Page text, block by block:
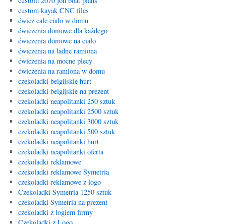
custom kayak CNC files
ćwicz całe ciało w domu
ćwiczenia domowe dla każdego
ćwiczenia domowe na ciało
ćwiczenia na ładne ramiona
ćwiczenia na mocne plecy
ćwiczenia na ramiona w domu
czekoladki belgijskie hurt
czekoladki belgijskie na prezent
czekoladki neapolitanki 250 sztuk
czekoladki neapolitanki 2500 sztuk
czekoladki neapolitanki 3000 sztuk
czekoladki neapolitanki 500 sztuk
czekoladki neapolitanki hurt
czekoladki neapolitanki oferta
czekoladki reklamowe
czekoladki reklamowe Symetria
czekoladki reklamowe z logo
Czekoladki Symetria 1250 sztuk
czekoladki Symetria na prezent
czekoladki z logiem firmy